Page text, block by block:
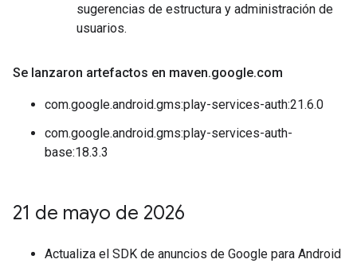
sugerencias de estructura y administración de
usuarios.
Se lanzaron artefactos en maven.google.com
com.google.android.gms:play-services-auth:21.6.0
com.google.android.gms:play-services-auth-
base:18.3.3
21 de mayo de 2026
Actualiza el SDK de anuncios de Google para Android